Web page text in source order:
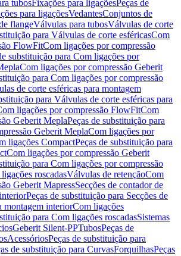
tubosFixações para ligaçõesPeças de
para ligaçõesVedantesConjuntos de
flangeVálvulas para tubosVálvulas de corte
para Válvulas de corte esféricasCom
FlowFitCom ligações por compressão
substituição para Com ligações por
Com ligações por compressão Geberit
para Com ligações por compressão
de corte esféricas para montagem
para Válvulas de corte esféricas para
ligações por compressão FlowFitCom
Geberit MeplaPeças de substituição para
Geberit MeplaCom ligações por
ligações CompactPeças de substituição para
Com ligações por compressão Geberit
para Com ligações por compressão
roscadasVálvulas de retençãoCom
Geberit MapressSecções de contador de
Peças de substituição para Secções de
montagem interiorCom ligações
para Com ligações roscadasSistemas
Geberit Silent-PPTubosPeças de
AcessóriosPeças de substituição para
de substituição para CurvasForquilhasPeças